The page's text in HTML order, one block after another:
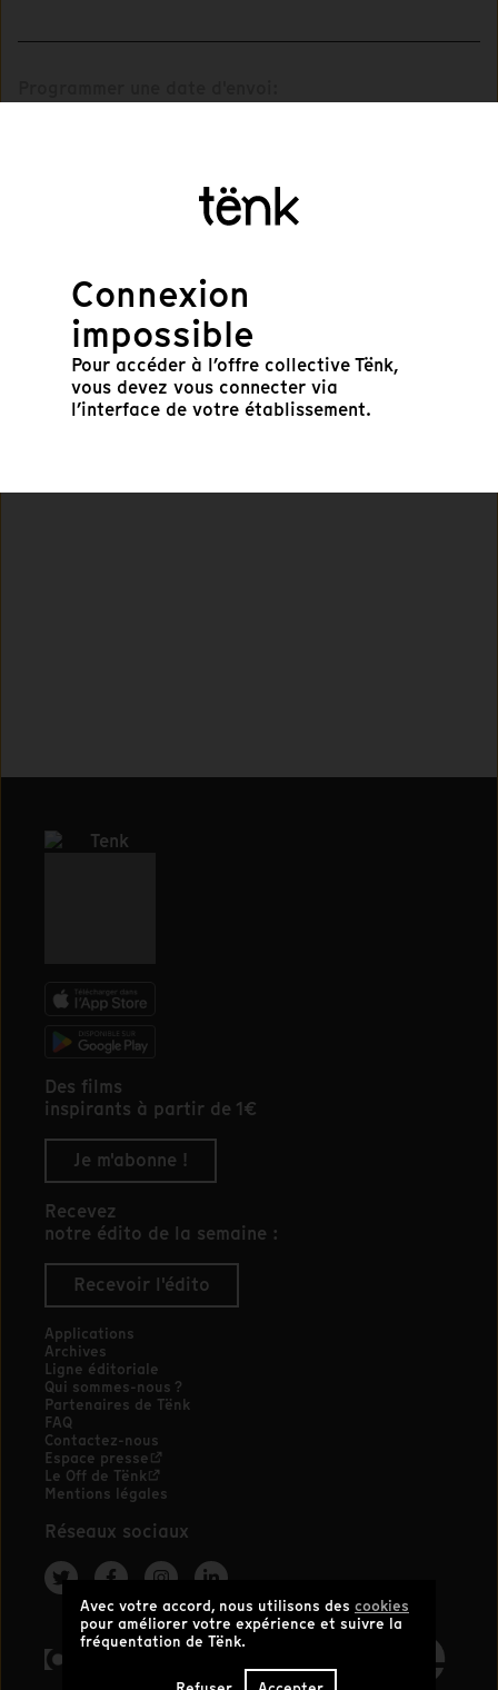
Suivant
Avec votre accord, nous utilisons des cookies
pour améliorer votre expérience et suivre la
fréquentation de Tënk.
Des films
inspirants à partir de 1€
Je m'abonne !
Recevez
notre édito de la semaine :
Recevoir l'édito
Applications
Archives
Ligne éditoriale
Qui sommes-nous ?
Partenaires de Tënk
FAQ
Contactez-nous
Espace presse
Le Off de Tënk
Mentions légales
Réseaux sociaux
Connexion
impossible
Pour accéder à l’offre collective Tënk,
vous devez vous connecter via
l’interface de votre établissement.